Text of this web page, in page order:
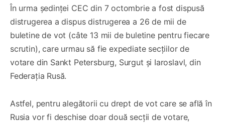
În urma ședinței CEC din 7 octombrie a fost dispusă
distrugerea a dispus distrugerea a 26 de mii de
buletine de vot (câte 13 mii de buletine pentru fiecare
scrutin), care urmau să fie expediate secțiilor de
votare din Sankt Petersburg, Surgut și Iaroslavl, din
Federația Rusă.
Astfel, pentru alegătorii cu drept de vot care se află în
Rusia vor fi deschise doar două secții de votare,